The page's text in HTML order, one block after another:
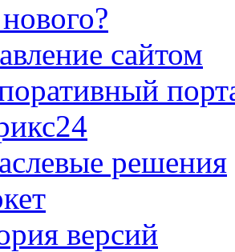
сайтом
решения
версий